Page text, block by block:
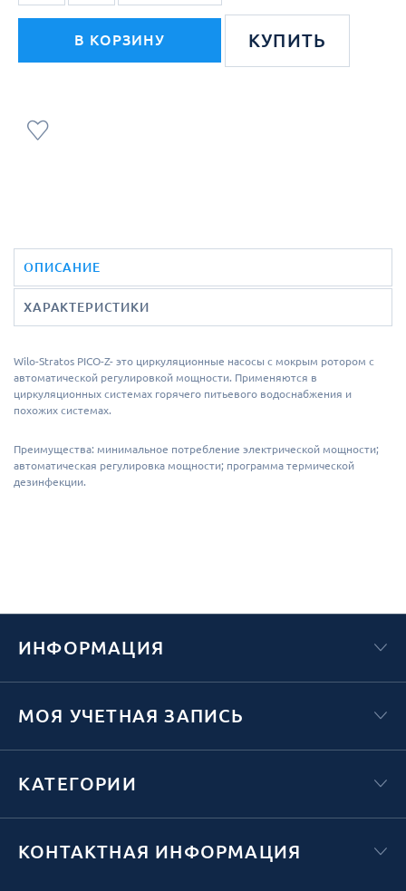
В КОРЗИНУ КУПИТЬ
ОПИСАНИЕ
ХАРАКТЕРИСТИКИ
Wilo-Stratos PICO-Z- это циркуляционные насосы с мокрым ротором с
автоматической регулировкой мощности. Применяются в
циркуляционных системах горячего питьевого водоснабжения и
похожих системах.
Преимущества: минимальное потребление электрической мощности;
автоматическая регулировка мощности; программа термической
дезинфекции.
ИНФОРМАЦИЯ
МОЯ УЧЕТНАЯ ЗАПИСЬ
КАТЕГОРИИ
КОНТАКТНАЯ ИНФОРМАЦИЯ